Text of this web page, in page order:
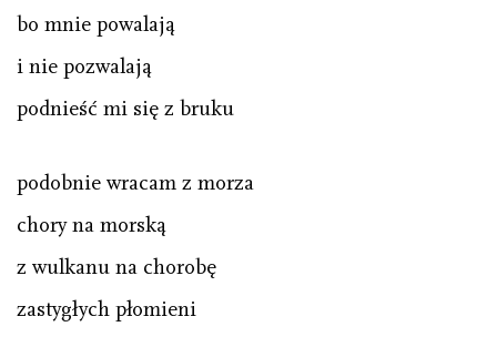
bo mnie powalają
i nie pozwalają
podnieść mi się z bruku
podobnie wracam z morza
chory na morską
z wulkanu na chorobę
zastygłych płomieni